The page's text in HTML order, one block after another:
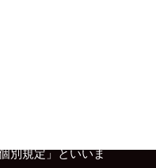
別規定」といいま